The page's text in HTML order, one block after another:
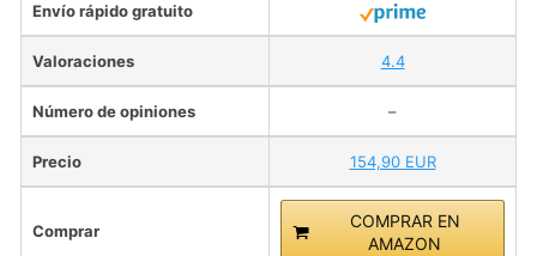
Envío rápido gratuito
Valoraciones 4.4
Número de opiniones –
Precio 154,90 EUR
Comprar
COMPRAR EN
AMAZON